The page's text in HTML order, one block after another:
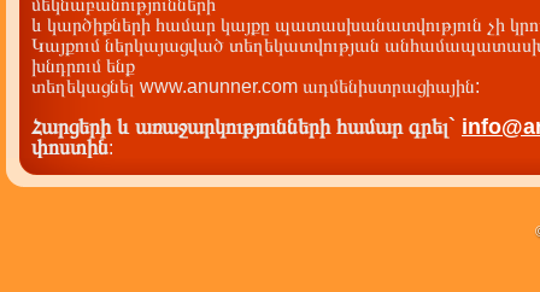
և կարծիքների համար կայքը պատասխանատվություն չի
Կայքում ներկայացված տեղեկատվության
խնդրում ենք
տեղեկացնել www.anunner.com ադմենիստրացիային:
Հարցերի և առաջարկությունների համար գրել`
փոստին: